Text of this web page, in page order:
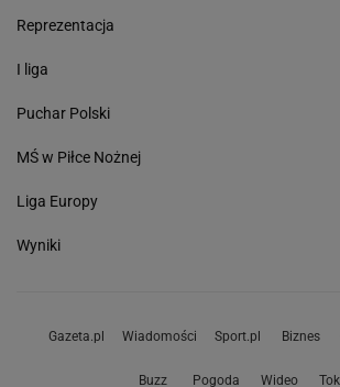
Reprezentacja
I liga
Puchar Polski
MŚ w Piłce Nożnej
Liga Europy
Wyniki
Gazeta.pl Wiadomości Sport.pl Biznes
Buzz Pogoda Wideo